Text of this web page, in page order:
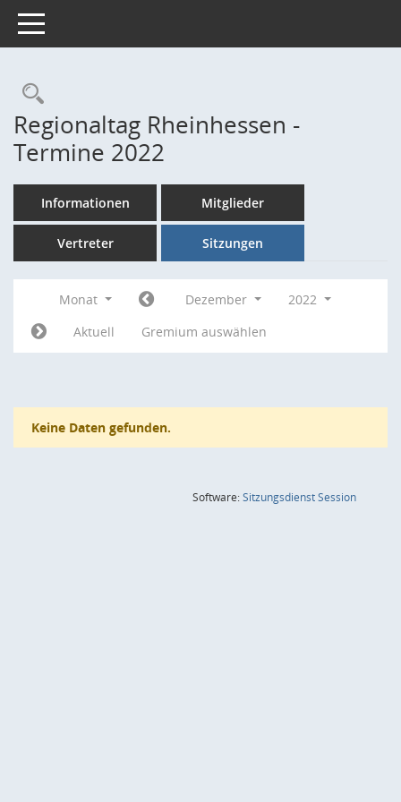
Toggle navigation
Rechercheauswahl
Regionaltag Rheinhessen -
Termine 2022
Informationen Mitglieder
Vertreter Sitzungen
Monat Dezember
2022
Aktuell
Gremium auswählen
Keine Daten gefunden.
Software:SitzungsdienstSession(Wird in